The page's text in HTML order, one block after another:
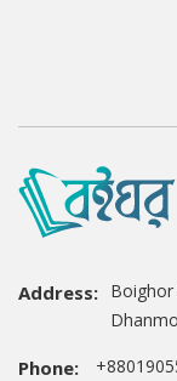
Address: Boighor
Phone: